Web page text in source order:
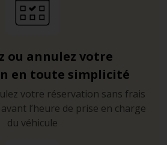
ou annulez votre
en toute simplicité
votre réservation sans frais
l’heure de prise en charge
du véhicule